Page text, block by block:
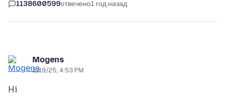
1138600599отвечено1 год назад
Mogens
2/19/25, 4:53 PM
Hi